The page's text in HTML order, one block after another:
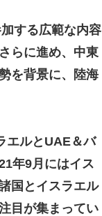
する広範な内容
らに進め、中東
を背景に、陸海
エルとUAE＆バ
年9月にはイス
国とイスラエル
目が集まってい